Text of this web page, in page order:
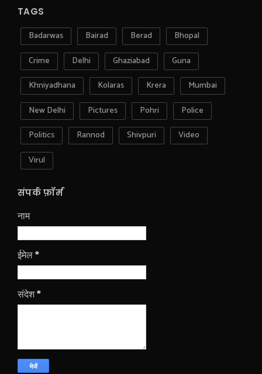
TAGS
Badarwas Bairad Berad
Bhopal
Crime
Delhi Ghaziabad
Guna
Khniyadhana
Kolaras Krera
Mumbai
New Delhi
Pictures Pohri
Police
Politics
Rannod Shivpuri
Video
Virul
संपर्क फ़ॉर्म
नाम
ईमेल*
संदेश*